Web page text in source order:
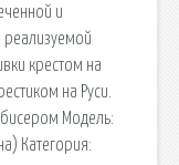
и
реализуемой
крестом на
на Руси.
Модель:
Категория: